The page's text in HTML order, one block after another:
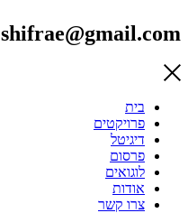
shifrae@gmail.com ​
בית
פרויקטים
דיגיטל
פרסום
לוגואים
אודות
צרו קשר